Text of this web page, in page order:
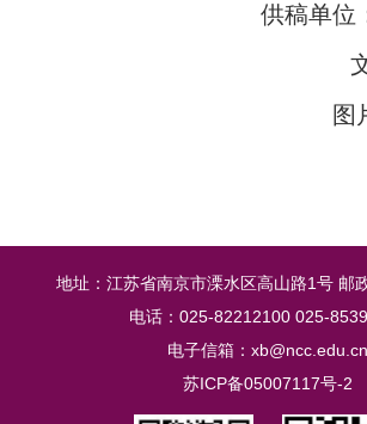
供稿单位
图
地址：江苏省南京市溧水区高山路1号 邮
电话：025-82212100 025-
电子信箱：xb@ncc.edu.cn
苏ICP备05007117号-2